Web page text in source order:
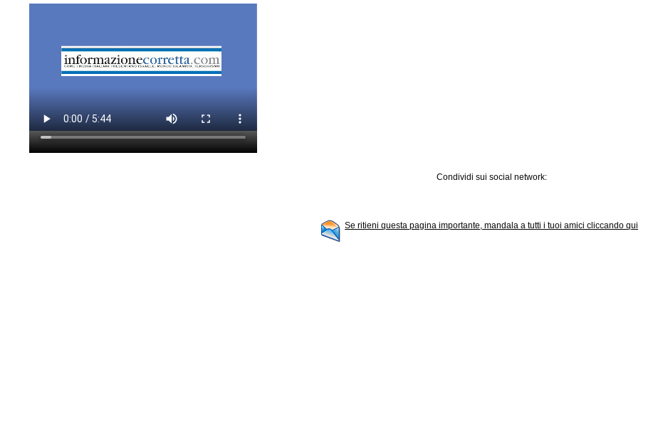
Condividi sui social network:
Se ritieni questa pagina importante, mandala a tutti i tuoi amici cliccando qui